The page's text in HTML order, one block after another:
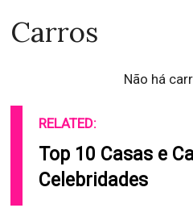
Carros
Não há
RELATED:
Top 10 Casas e
Celebridades